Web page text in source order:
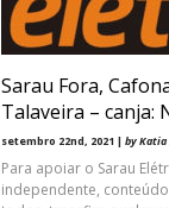
Sarau Fora,
Talaveira – canja:
setembro 22nd, 2021 | by Katia
Para apoiar o Sarau
independente,